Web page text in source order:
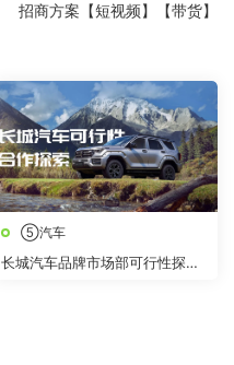
招商方案【短视频】【带货】
⑤汽车
长城汽车品牌市场部可行性探索